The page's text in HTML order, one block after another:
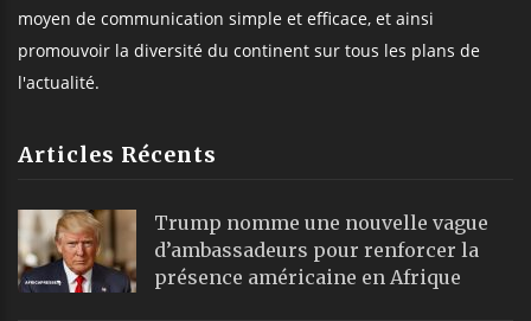
moyen de communication simple et efficace, et ainsi
promouvoir la diversité du continent sur tous les plans de
l'actualité.
Articles Récents
Trump nomme une nouvelle vague
d’ambassadeurs pour renforcer la
présence américaine en Afrique